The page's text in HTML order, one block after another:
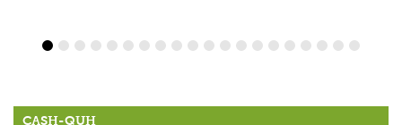
CASH-QUH